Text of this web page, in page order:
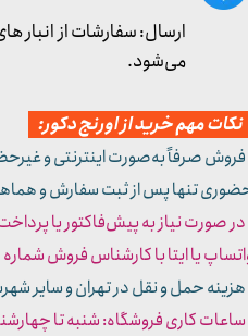
مهم خرید از اورنج دکور:
صرفاً به‌صورت اینترنتی و
تنها پس از ثبت سفارش و
صورت نیاز به پیش‌فاکتور یا
یا ایتا با کارشناس فروش شماره ۱ تماس بگیرید.
حمل و نقل در تهران و سایر
ارسال: سفارشات از انبار
می‌شود.